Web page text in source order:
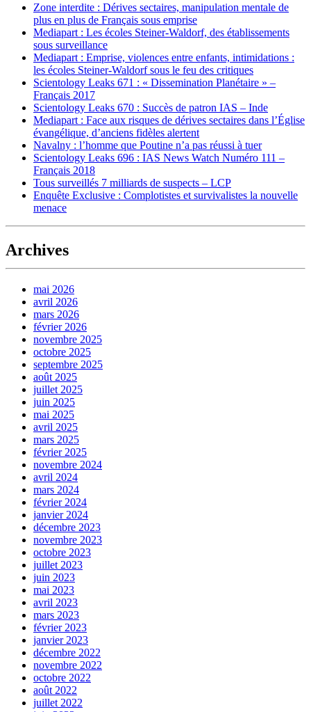
Zone interdite : Dérives sectaires, manipulation mentale de
plus en plus de Français sous emprise
Mediapart : Les écoles Steiner-Waldorf, des établissements
sous surveillance
Mediapart : Emprise, violences entre enfants, intimidations :
les écoles Steiner-Waldorf sous le feu des critiques
Scientology Leaks 671 : « Dissemination Planétaire » –
Français 2017
Scientology Leaks 670 : Succès de patron IAS – Inde
Mediapart : Face aux risques de dérives sectaires dans l’Église
évangélique, d’anciens fidèles alertent
Navalny : l’homme que Poutine n’a pas réussi à tuer
Scientology Leaks 696 : IAS News Watch Numéro 111 –
Français 2018
Tous surveillés 7 milliards de suspects – LCP
Enquête Exclusive : Complotistes et survivalistes la nouvelle
menace
Archives
mai 2026
avril 2026
mars 2026
février 2026
novembre 2025
octobre 2025
septembre 2025
août 2025
juillet 2025
juin 2025
mai 2025
avril 2025
mars 2025
février 2025
novembre 2024
avril 2024
mars 2024
février 2024
janvier 2024
décembre 2023
novembre 2023
octobre 2023
juillet 2023
juin 2023
mai 2023
avril 2023
mars 2023
février 2023
janvier 2023
décembre 2022
novembre 2022
octobre 2022
août 2022
juillet 2022